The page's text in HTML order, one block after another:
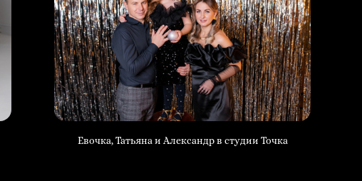
Евочка, Татьяна и Александр в студии Точка